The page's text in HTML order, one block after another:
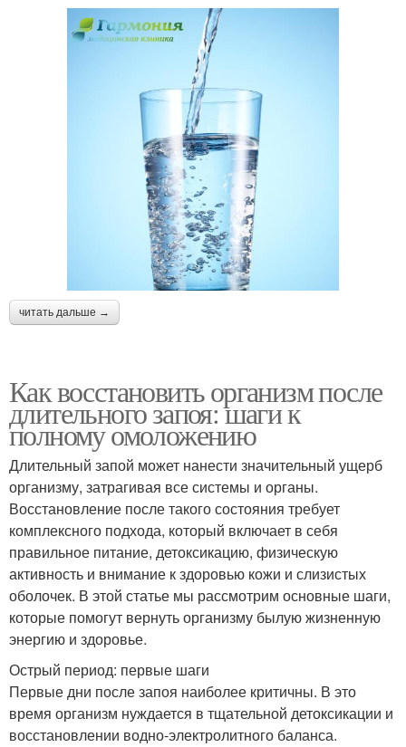
читать дальше →
Как восстановить организм после
длительного запоя: шаги к
полному омоложению
Длительный запой может нанести значительный ущерб
организму, затрагивая все системы и органы.
Восстановление после такого состояния требует
комплексного подхода, который включает в себя
правильное питание, детоксикацию, физическую
активность и внимание к здоровью кожи и слизистых
оболочек. В этой статье мы рассмотрим основные шаги,
которые помогут вернуть организму былую жизненную
энергию и здоровье.
Острый период: первые шаги
Первые дни после запоя наиболее критичны. В это
время организм нуждается в тщательной детоксикации и
восстановлении водно-электролитного баланса.